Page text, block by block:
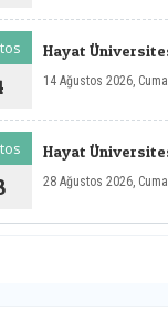
Hayat
14 Ağustos 2026,
Hayat
28 Ağustos 2026,